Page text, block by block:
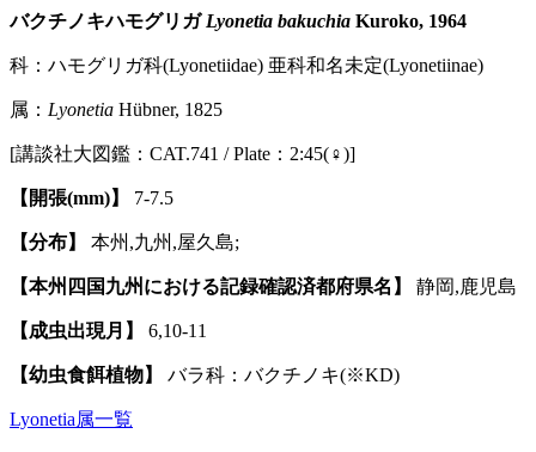
バクチノキハモグリガ Lyonetia bakuchia Kuroko, 1964
科：ハモグリガ科(Lyonetiidae) 亜科和名未定(Lyonetiinae)
属： Lyonetia Hübner, 1825
[講談社大図鑑：CAT.741 / Plate：2:45(♀)]
【開張(mm)】 7-7.5
【分布】 本州,九州,屋久島;
【本州四国九州における記録確認済都府県名】 静岡,鹿児島
【成虫出現月】 6,10-11
【幼虫食餌植物】 バラ科：バクチノキ(※KD)
Lyonetia属一覧